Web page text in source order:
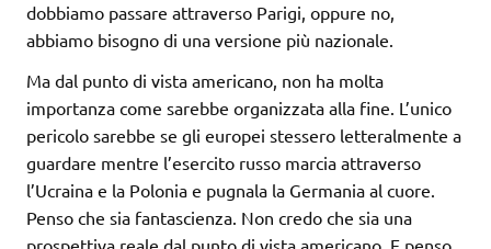
dobbiamo passare attraverso Parigi, oppure no,
abbiamo bisogno di una versione più nazionale.
Ma dal punto di vista americano, non ha molta
importanza come sarebbe organizzata alla fine. L’unico
pericolo sarebbe se gli europei stessero letteralmente a
guardare mentre l’esercito russo marcia attraverso
l’Ucraina e la Polonia e pugnala la Germania al cuore.
Penso che sia fantascienza. Non credo che sia una